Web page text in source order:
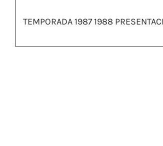
TEMPORADA 1987 1988